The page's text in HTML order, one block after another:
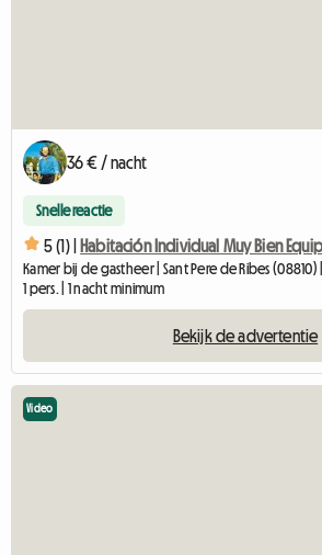
36 € / nacht
Snelle reactie
5 (1) | Habitación Individual Muy Bien
Kamer bij de gastheer | Sant Pere de Ribes (08810)
1 pers. | 1 nacht minimum
Bekijk de advertentie
Video